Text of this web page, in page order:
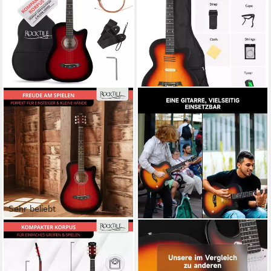
Sehr beliebt
ROCKTILE
Westerngitarre WSD-5C Slim
Line Akustikgitarre Set -
MOUKEY
Akustikgitarre BCC-100
Westerngitarre elektrisch